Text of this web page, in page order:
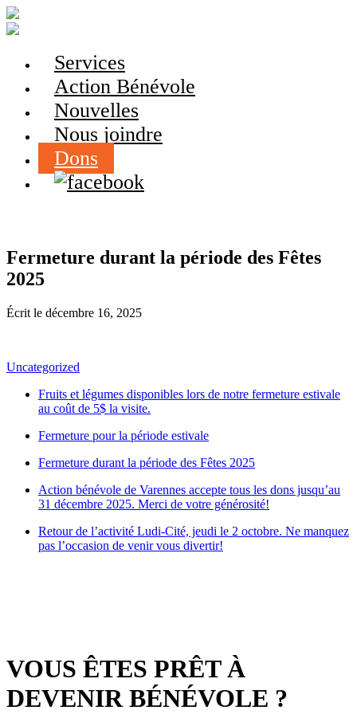
Services
Action Bénévole
Nouvelles
Nous joindre
Dons
Fermeture durant la période des Fêtes
2025
Écrit le décembre 16, 2025
Uncategorized
Fruits et légumes disponibles lors de notre fermeture estivale
au coût de 5$ la visite.
Fermeture pour la période estivale
Fermeture durant la période des Fêtes 2025
Action bénévole de Varennes accepte tous les dons jusqu’au
31 décembre 2025. Merci de votre générosité!
Retour de l’activité Ludi-Cité, jeudi le 2 octobre. Ne manquez
pas l’occasion de venir vous divertir!
VOUS ÊTES PRÊT À
DEVENIR BÉNÉVOLE ?